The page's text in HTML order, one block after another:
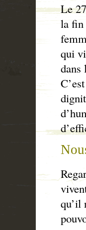
Le
la fin
qui
dans
qu’il